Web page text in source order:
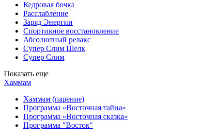
Кедровая бочка
Расслабление
Заряд Энергии
Спортивное восстановление
Абсолютный релакс
Супер Слим Шелк
Супер Слим
Показать еще
Хаммам
Хаммам (парение)
Программа «Восточная тайна»
Программа «Восточная сказка»
Программа "Восток"